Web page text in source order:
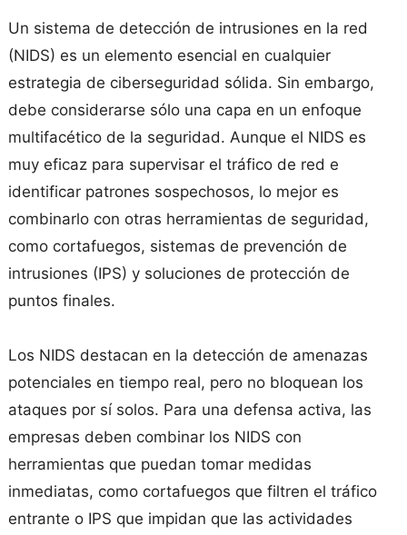
Un sistema de detección de intrusiones en la red
(NIDS) es un elemento esencial en cualquier
estrategia de ciberseguridad sólida. Sin embargo,
debe considerarse sólo una capa en un enfoque
multifacético de la seguridad. Aunque el NIDS es
muy eficaz para supervisar el tráfico de red e
identificar patrones sospechosos, lo mejor es
combinarlo con otras herramientas de seguridad,
como cortafuegos, sistemas de prevención de
intrusiones (IPS) y soluciones de protección de
puntos finales.
Los NIDS destacan en la detección de amenazas
potenciales en tiempo real, pero no bloquean los
ataques por sí solos. Para una defensa activa, las
empresas deben combinar los NIDS con
herramientas que puedan tomar medidas
inmediatas, como cortafuegos que filtren el tráfico
entrante o IPS que impidan que las actividades